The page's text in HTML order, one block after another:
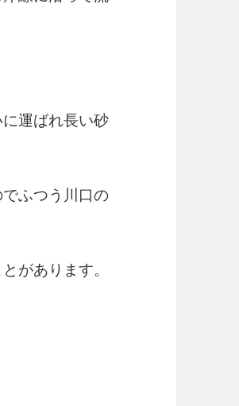
運ばれ長い砂
ふつう川口の
があります。